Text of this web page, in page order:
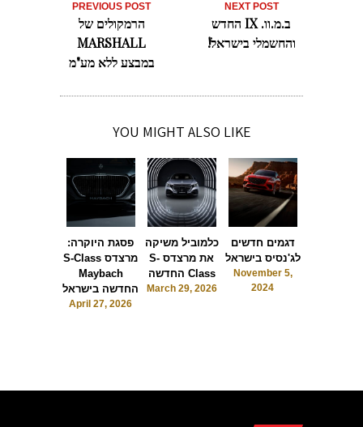
PREVIOUS POST
הרמקולים של
MARSHALL
במבצע ללא מע"מ
NEXT POST
ב.מ.וו. IX החדש
והחשמלי בישראל!
YOU MIGHT ALSO LIKE
פסגת היוקרה:
מרצדס S-Class
Maybach
החדשה בישראל
April 27, 2026
כלמוביל משיקה
את מרצדס S-
Class החדשה
March 29, 2026
דגמים חדשים
לג'נסיס בישראל
November 5,
2024